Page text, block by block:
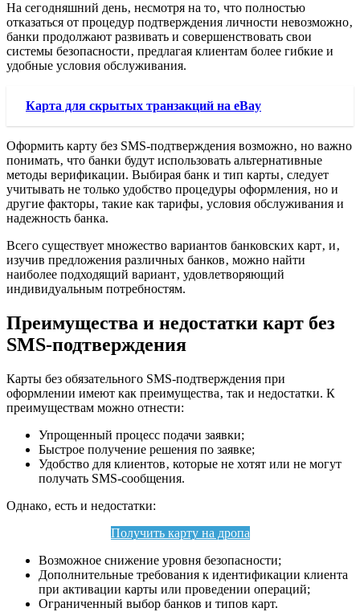
На сегодняшний день‚ несмотря на то‚ что полностью
отказаться от процедур подтверждения личности невозможно‚
банки продолжают развивать и совершенствовать свои
системы безопасности‚ предлагая клиентам более гибкие и
удобные условия обслуживания.
Карта для скрытых транзакций на eBay
Оформить карту без SMS-подтверждения возможно‚ но важно
понимать‚ что банки будут использовать альтернативные
методы верификации. Выбирая банк и тип карты‚ следует
учитывать не только удобство процедуры оформления‚ но и
другие факторы‚ такие как тарифы‚ условия обслуживания и
надежность банка.
Всего существует множество вариантов банковских карт‚ и‚
изучив предложения различных банков‚ можно найти
наиболее подходящий вариант‚ удовлетворяющий
индивидуальным потребностям.
Преимущества и недостатки карт без
SMS-подтверждения
Карты без обязательного SMS-подтверждения при
оформлении имеют как преимущества‚ так и недостатки. К
преимуществам можно отнести:
Упрощенный процесс подачи заявки;
Быстрое получение решения по заявке;
Удобство для клиентов‚ которые не хотят или не могут
получать SMS-сообщения.
Однако‚ есть и недостатки:
Получить карту на дропа
Возможное снижение уровня безопасности;
Дополнительные требования к идентификации клиента
при активации карты или проведении операций;
Ограниченный выбор банков и типов карт.